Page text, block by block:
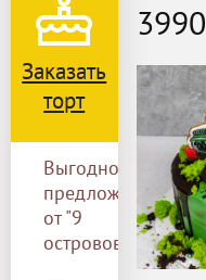
Заказать
торт
Выгодное
предложение
от "9
островов"
3990